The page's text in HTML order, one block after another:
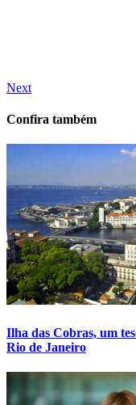
Next
Confira também
Ilha das Cobras, um
Rio de Janeiro